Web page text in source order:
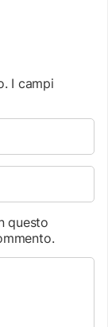
I campi
questo